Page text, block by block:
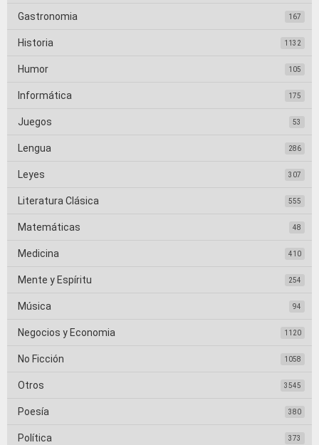
Gastronomia 167
Historia 1132
Humor 105
Informática 175
Juegos 53
Lengua 286
Leyes 307
Literatura Clásica 555
Matemáticas 48
Medicina 410
Mente y Espíritu 254
Música 94
Negocios y Economia 1120
No Ficción 1058
Otros 3545
Poesía 380
Política 373